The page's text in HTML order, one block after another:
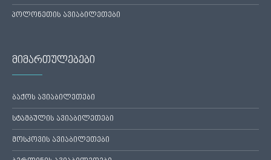
პოლონეთის ავიაბილეთები
მიმართულებები
ბაქოს ავიაბილეთები
სტამბულის ავიაბილეთები
მოსკოვის ავიაბილეთები